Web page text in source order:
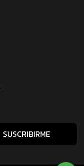
SUSCRIBIRME